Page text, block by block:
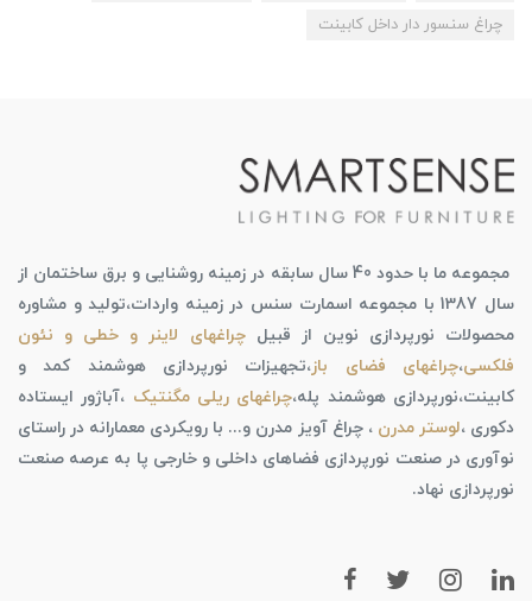
چراغ سنسور دار داخل کابینت
مجموعه ما با حدود 40 سال سابقه در زمینه روشنایی و برق ساختمان از
سال 1387 با مجموعه اسمارت سنس در زمینه واردات،تولید و مشاوره
محصولات نورپردازی نوین از قبیلچراغهای لاینر و خطی و نئون
فلکسی،چراغهای فضای باز،تجهیزات نورپردازی هوشمند کمد و
کابینت،نورپردازی هوشمند پله،چراغهای ریلی مگنتیک ،آباژور ایستاده
دکوری ،لوستر مدرن ، چراغ آویز مدرن و... با رویکردی معمارانه در راستای
نوآوری در صنعت نورپردازی فضاهای داخلی و خارجی پا به عرصه صنعت
نورپردازی نهاد.